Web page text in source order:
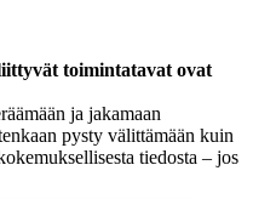
toimintatavat ovat
ja jakamaan
pysty välittämään kuin
tiedosta – jos